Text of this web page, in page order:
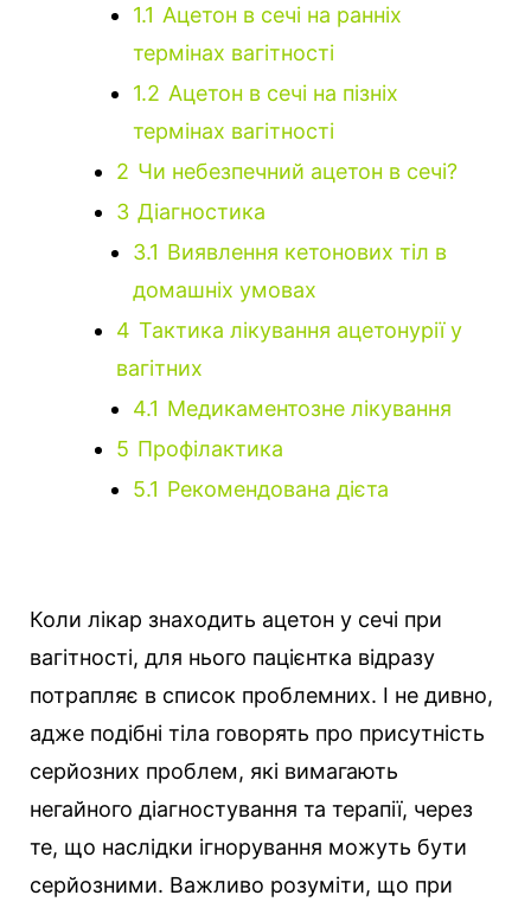
1.1 Ацетон в сечі на ранніх
термінах вагітності
1.2 Ацетон в сечі на пізніх
термінах вагітності
2 Чи небезпечний ацетон в сечі?
3 Діагностика
3.1 Виявлення кетонових тіл в
домашніх умовах
4 Тактика лікування ацетонурії у
вагітних
4.1 Медикаментозне лікування
5 Профілактика
5.1 Рекомендована дієта
Коли лікар знаходить ацетон у сечі при
вагітності, для нього пацієнтка відразу
потрапляє в список проблемних. І не дивно,
адже подібні тіла говорять про присутність
серйозних проблем, які вимагають
негайного діагностування та терапії, через
те, що наслідки ігнорування можуть бути
серйозними. Важливо розуміти, що при